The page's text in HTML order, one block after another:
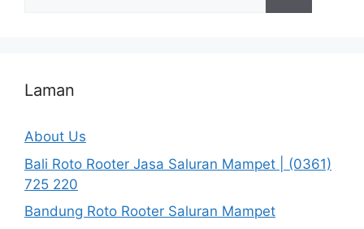
Laman
About Us
Bali Roto Rooter Jasa Saluran Mampet | (0361)
725 220
Bandung Roto Rooter Saluran Mampet